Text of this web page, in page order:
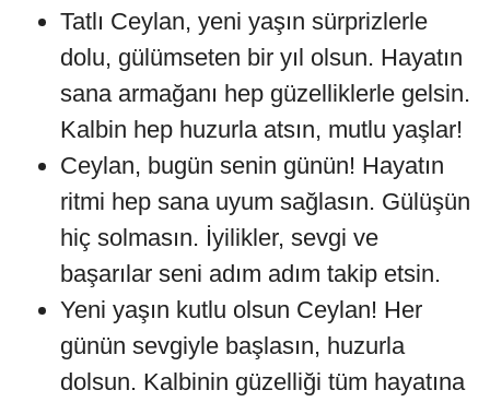
Tatlı Ceylan, yeni yaşın sürprizlerle
dolu, gülümseten bir yıl olsun. Hayatın
sana armağanı hep güzelliklerle gelsin.
Kalbin hep huzurla atsın, mutlu yaşlar!
Ceylan, bugün senin günün! Hayatın
ritmi hep sana uyum sağlasın. Gülüşün
hiç solmasın. İyilikler, sevgi ve
başarılar seni adım adım takip etsin.
Yeni yaşın kutlu olsun Ceylan! Her
günün sevgiyle başlasın, huzurla
dolsun. Kalbinin güzelliği tüm hayatına